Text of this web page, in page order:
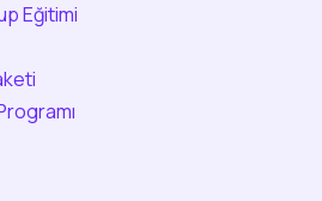
Eğitimi